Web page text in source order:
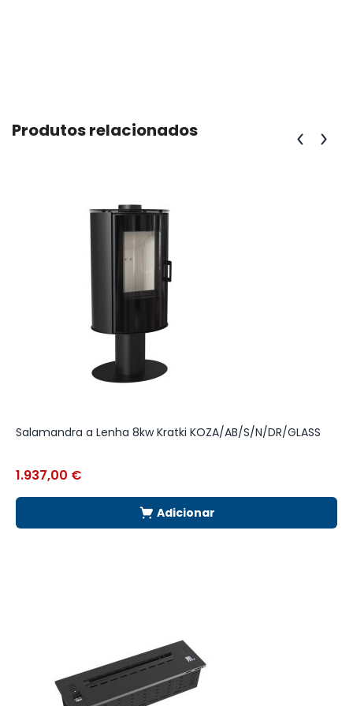
Produtos relacionados
Salamandra a Lenha 8kw Kratki KOZA/AB/S/N/DR/GLASS
1.937,00 €
Adicionar